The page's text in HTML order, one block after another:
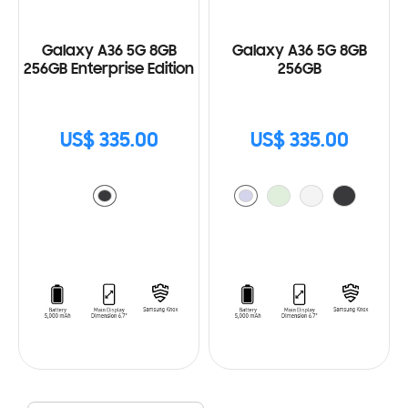
Galaxy A36 5G 8GB
256GB Enterprise Edition
US$ 335.00
Galaxy A36 5G 8GB
256GB
US$ 335.00